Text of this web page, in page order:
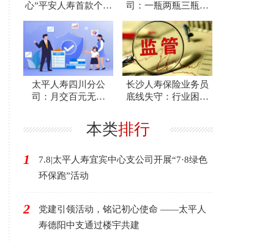
心”平安人寿首款个人
司：一瓶两瓶三瓶四
救下了这
太平人寿四川分公
司：月交百元无压
长沙人寿保险业务员
底线失守：行业困境
本类排行
1
7.8|太平人寿宜宾中心支公司开展“7·8绿色
环保跑”活动
2
党建引领活动，铭记初心使命 ——太平人
寿德阳中支通过楼宇共建